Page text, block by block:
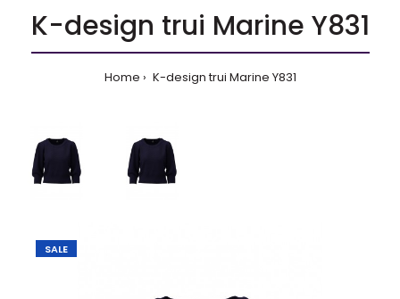
K-design trui Marine Y831
Home K-design trui Marine Y831
SALE